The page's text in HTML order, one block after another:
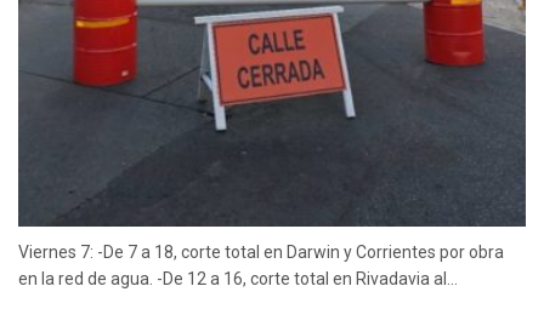
Viernes 7: -De 7 a 18, corte total en Darwin y Corrientes por obra
en la red de agua. -De 12 a 16, corte total en Rivadavia al...